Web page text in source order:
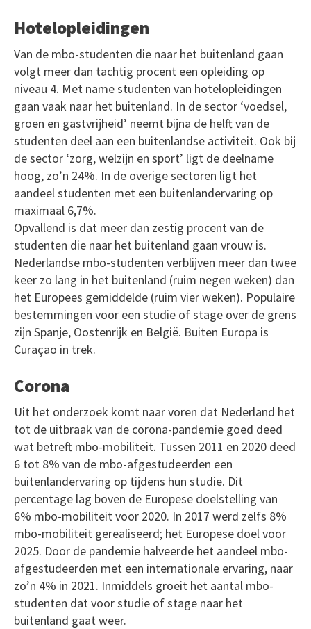
Hotelopleidingen
Van de mbo-studenten die naar het buitenland gaan
volgt meer dan tachtig procent een opleiding op
niveau 4. Met name studenten van hotelopleidingen
gaan vaak naar het buitenland. In de sector ‘voedsel,
groen en gastvrijheid’ neemt bijna de helft van de
studenten deel aan een buitenlandse activiteit. Ook bij
de sector ‘zorg, welzijn en sport’ ligt de deelname
hoog, zo’n 24%. In de overige sectoren ligt het
aandeel studenten met een buitenlandervaring op
maximaal 6,7%.
Opvallend is dat meer dan zestig procent van de
studenten die naar het buitenland gaan vrouw is.
Nederlandse mbo-studenten verblijven meer dan twee
keer zo lang in het buitenland (ruim negen weken) dan
het Europees gemiddelde (ruim vier weken). Populaire
bestemmingen voor een studie of stage over de grens
zijn Spanje, Oostenrijk en België. Buiten Europa is
Curaçao in trek.
Corona
Uit het onderzoek komt naar voren dat Nederland het
tot de uitbraak van de corona-pandemie goed deed
wat betreft mbo-mobiliteit. Tussen 2011 en 2020 deed
6 tot 8% van de mbo-afgestudeerden een
buitenlandervaring op tijdens hun studie. Dit
percentage lag boven de Europese doelstelling van
6% mbo-mobiliteit voor 2020. In 2017 werd zelfs 8%
mbo-mobiliteit gerealiseerd; het Europese doel voor
2025. Door de pandemie halveerde het aandeel mbo-
afgestudeerden met een internationale ervaring, naar
zo’n 4% in 2021. Inmiddels groeit het aantal mbo-
studenten dat voor studie of stage naar het
buitenland gaat weer.